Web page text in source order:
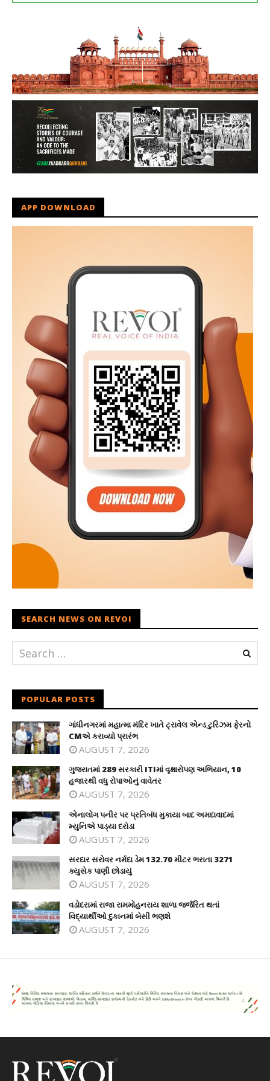
APP DOWNLOAD
SEARCH NEWS ON REVOI
POPULAR POSTS
ગાંધીનગરમાં મહાત્મા મંદિર ખાતે ટ્રાવેલ એન્ડ ટુરિઝમ ફેરનો
CMએ કરાવ્યો પ્રારંભ
AUGUST 7, 2026
ગુજરાતમાં 289 સરકારી ITIમાં વૃક્ષારોપણ અભિયાન, 10
હજારથી વધુ રોપાઓનું વાવેતર
AUGUST 7, 2026
એનાલોગ પનીર પર પ્રતિબંધ મુકાયા બાદ અમદાવાદમાં
મ્યુનિએ પાડ્યા દરોડા
AUGUST 7, 2026
સરદાર સરોવર નર્મદા ડેમ 132.70 મીટર ભરાતા 3271
ક્યુસેક પાણી છોડાયું
AUGUST 7, 2026
વડોદરામાં રાજા રામમોહનરાય શાળા જર્જરિત થતાં
વિદ્યાર્થીઓ દુકાનમાં બેસી ભણશે
AUGUST 7, 2026